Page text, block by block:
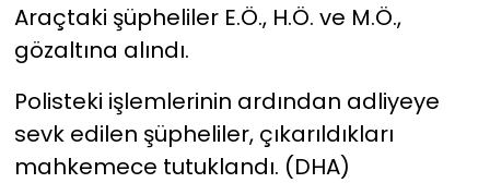
Araçtaki şüpheliler E.Ö., H.Ö. ve M.Ö.,
gözaltına alındı.
Polisteki işlemlerinin ardından adliyeye
sevk edilen şüpheliler, çıkarıldıkları
mahkemece tutuklandı. (DHA)